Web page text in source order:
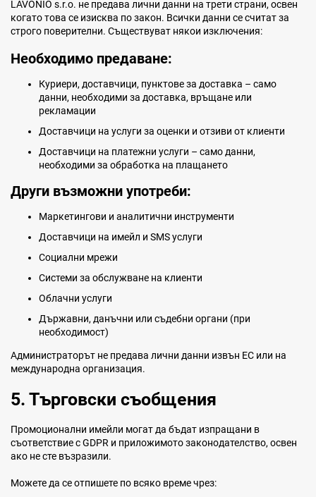
LAVONIO s.r.o. не предава лични данни на трети страни, освен
когато това се изисква по закон. Всички данни се считат за
строго поверителни. Съществуват някои изключения:
Необходимо предаване:
Куриери, доставчици, пунктове за доставка – само
данни, необходими за доставка, връщане или
рекламации
Доставчици на услуги за оценки и отзиви от клиенти
Доставчици на платежни услуги – само данни,
необходими за обработка на плащането
Други възможни употреби:
Маркетингови и аналитични инструменти
Доставчици на имейл и SMS услуги
Социални мрежи
Системи за обслужване на клиенти
Облачни услуги
Държавни, данъчни или съдебни органи (при
необходимост)
Администраторът не предава лични данни извън ЕС или на
международна организация.
5. Търговски съобщения
Промоционални имейли могат да бъдат изпращани в
съответствие с GDPR и приложимото законодателство, освен
ако не сте възразили.
Можете да се отпишете по всяко време чрез: